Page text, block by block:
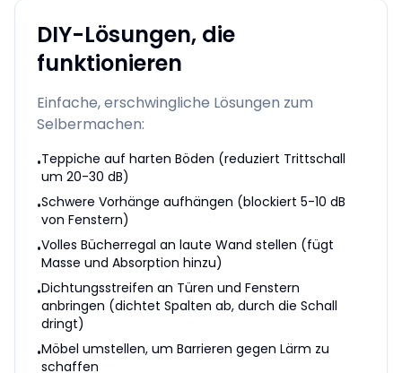
DIY-Lösungen, die
funktionieren
Einfache, erschwingliche Lösungen zum
Selbermachen:
•Teppiche auf harten Böden (reduziert Trittschall
um 20-30 dB)
•Schwere Vorhänge aufhängen (blockiert 5-10 dB
von Fenstern)
•Volles Bücherregal an laute Wand stellen (fügt
Masse und Absorption hinzu)
•Dichtungsstreifen an Türen und Fenstern
anbringen (dichtet Spalten ab, durch die Schall
dringt)
•Möbel umstellen, um Barrieren gegen Lärm zu
schaffen